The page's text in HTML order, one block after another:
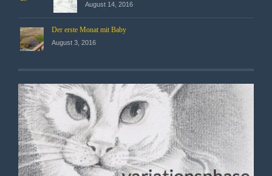
August 14, 2016
Der erste Monat mit Baby
August 3, 2016